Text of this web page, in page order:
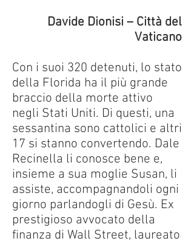
Davide Dionisi – Città del
Vaticano
Con i suoi 320 detenuti, lo stato
della Florida ha il più grande
braccio della morte attivo
negli Stati Uniti. Di questi, una
sessantina sono cattolici e altri
17 si stanno convertendo. Dale
Recinella li conosce bene e,
insieme a sua moglie Susan, li
assiste, accompagnandoli ogni
giorno parlandogli di Gesù. Ex
prestigioso avvocato della
finanza di Wall Street, laureato